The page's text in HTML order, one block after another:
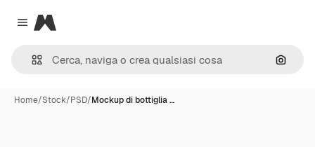
Close menu
Magnific
Cerca
Home/Stock/PSD/Mockup di bottiglia …